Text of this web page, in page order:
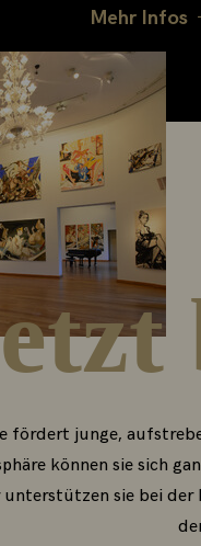
Mehr Infos
junge,
können sie sich
sie bei